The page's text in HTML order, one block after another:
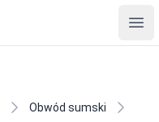
Obwód sumski